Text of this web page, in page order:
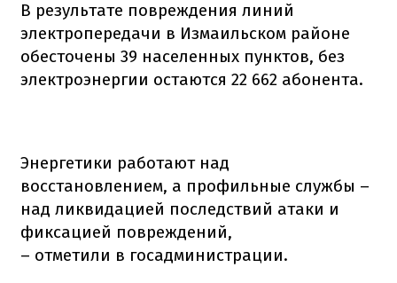
В результате повреждения линий
электропередачи в Измаильском районе
обесточены 39 населенных пунктов, без
электроэнергии остаются 22 662 абонента.
Энергетики работают над
восстановлением, а профильные службы –
над ликвидацией последствий атаки и
фиксацией повреждений,
– отметили в госадминистрации.